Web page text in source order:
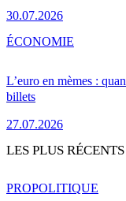
30.07.2026
L’euro en mèmes :
billets
27.07.2026
ÉCONOMIE
LES PLUS RÉCENTS
PROPOLITIQUE